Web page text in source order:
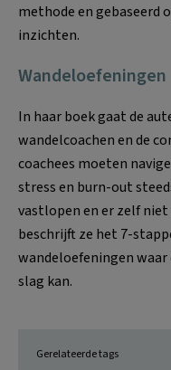
methode en gebaseerd
inzichten.
Wandeloefeningen
In haar boek gaat de
wandelcoachen en de
coachees moeten
stress en burn-out
vastlopen en er zelf
beschrijft ze het 7-
wandeloefeningen waar
slag kan.
Gerelateerde tags